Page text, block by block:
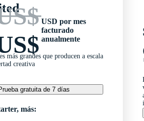
USD por mes
facturado
anualmente
más grandes que producen a escala
creativa
gratuita de 7 días
más: